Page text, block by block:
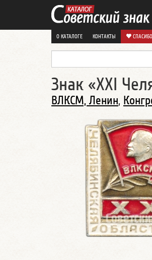
О КАТАЛОГЕ КОНТАКТЫ СПАСИБО
Знак «XXI
ВЛКСМ, Ленин,